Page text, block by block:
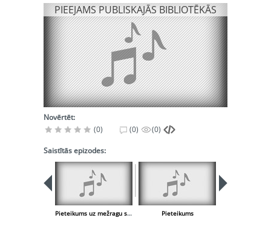
PIEEJAMS PUBLISKAJĀS BIBLIOTĒKĀS
Novērtēt:
(0)
(0) (0)
Saistītās epizodes:
Pieteikums uz mežragu spēles fona Pieteikums